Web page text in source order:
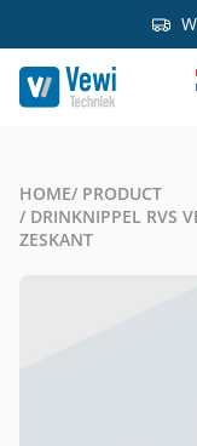
HOME/ PRODUCT
/ DRINKNIPPEL RVS
ZESKANT